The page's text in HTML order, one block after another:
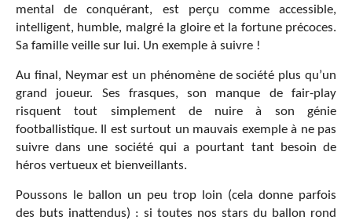
mental de conquérant, est perçu comme accessible,
intelligent, humble, malgré la gloire et la fortune précoces.
Sa famille veille sur lui. Un exemple à suivre !
Au final, Neymar est un phénomène de société plus qu’un
grand joueur. Ses frasques, son manque de fair-play
risquent tout simplement de nuire à son génie
footballistique. Il est surtout un mauvais exemple à ne pas
suivre dans une société qui a pourtant tant besoin de
héros vertueux et bienveillants.
Poussons le ballon un peu trop loin (cela donne parfois
des buts inattendus) : si toutes nos stars du ballon rond